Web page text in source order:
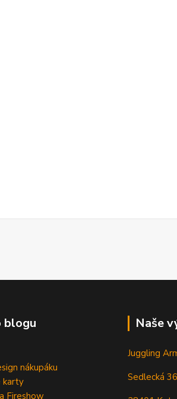
blogu
nákupáku
karty
Fireshow
Naše
Juggling
Sedlecká